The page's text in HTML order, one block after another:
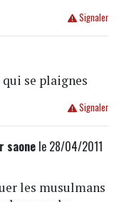
Signaler
se plaignes
Signaler
saonele 28/04/2011
les musulmans